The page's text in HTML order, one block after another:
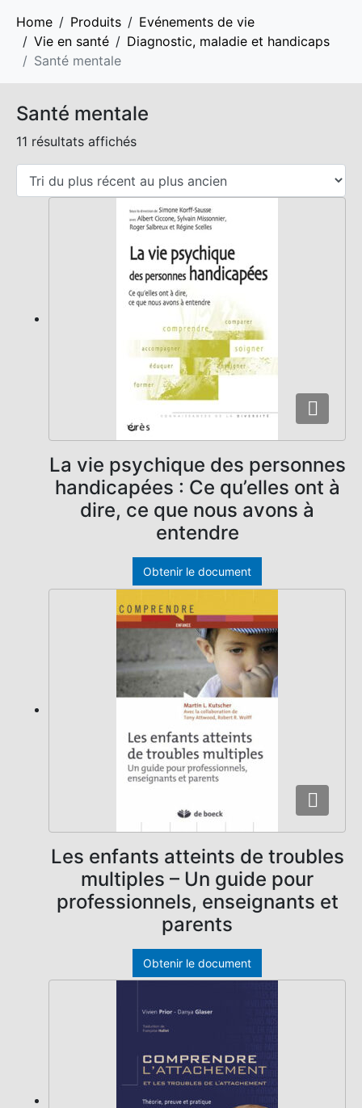
Home Produits
Evénements de vie
Vie en santé
Diagnostic, maladie et handicaps
Santé mentale
Santé mentale
11 résultats affichés
La vie psychique des personnes
handicapées : Ce qu’elles ont à
dire, ce que nous avons à
entendre
Obtenir le document
Les enfants atteints de troubles
multiples – Un guide pour
professionnels, enseignants et
parents
Obtenir le document